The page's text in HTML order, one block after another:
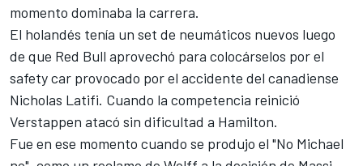
momento dominaba la carrera.
El holandés tenía un set de neumáticos nuevos luego
de que Red Bull aprovechó para colocárselos por el
safety car provocado por el accidente del canadiense
Nicholas Latifi. Cuando la competencia reinició
Verstappen atacó sin dificultad a Hamilton.
Fue en ese momento cuando se produjo el "No Michael